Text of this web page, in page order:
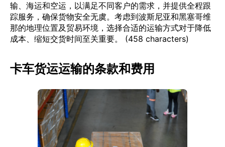
输、海运和空运，以满足不同客户的需求，并提供全程跟
踪服务，确保货物安全无虞。考虑到波斯尼亚和黑塞哥维
那的地理位置及贸易环境，选择合适的运输方式对于降低
成本、缩短交货时间至关重要。 (458 characters)
卡车货运运输的条款和费用